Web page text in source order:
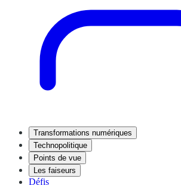
Transformations numériques
Technopolitique
Points de vue
Les faiseurs
Défis